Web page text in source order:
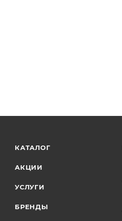
КАТАЛОГ
АКЦИИ
УСЛУГИ
БРЕНДЫ